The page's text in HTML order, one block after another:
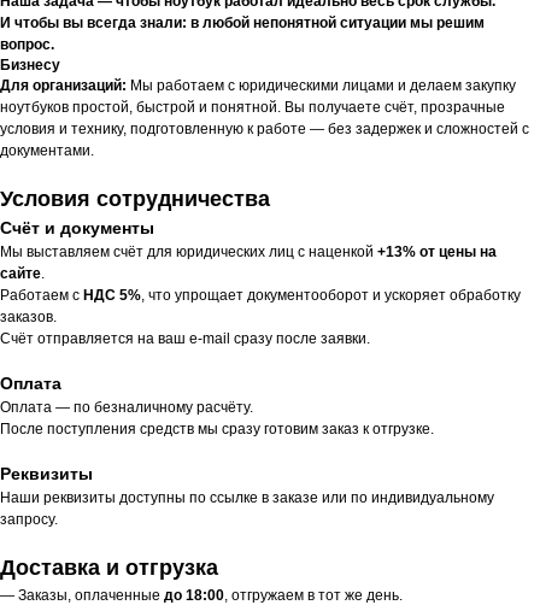
И чтобы вы всегда знали: в любой непонятной ситуации мы решим
вопрос.
Бизнесу
Для организаций: Мы работаем с юридическими лицами и делаем закупку
ноутбуков простой, быстрой и понятной. Вы получаете счёт, прозрачные
условия и технику, подготовленную к работе — без задержек и сложностей с
документами.
Условия сотрудничества
Счёт и документы
Мы выставляем счёт для юридических лиц с наценкой +13% от цены на
сайте.
Работаем с НДС 5%, что упрощает документооборот и ускоряет обработку
заказов.
Счёт отправляется на ваш e-mail сразу после заявки.
Оплата
Оплата — по безналичному расчёту.
После поступления средств мы сразу готовим заказ к отгрузке.
Реквизиты
Наши реквизиты доступны по ссылке в заказе или по индивидуальному
запросу.
Доставка и отгрузка
— Заказы, оплаченные до 18:00, отгружаем в тот же день.